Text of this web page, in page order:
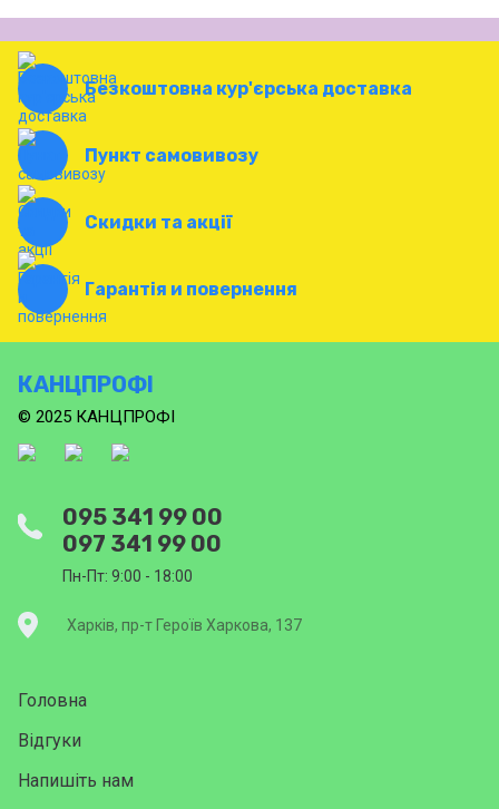
Безкоштовна кур'єрська доставка
Пункт самовивозу
Скидки та акції
Гарантія и повернення
КАНЦПРОФІ
© 2025 КАНЦПРОФІ
095 341 99 00
097 341 99 00
Пн-Пт: 9:00 - 18:00
Харків, пр-т Героїв Харкова, 137
Головна
Відгуки
Напишіть нам